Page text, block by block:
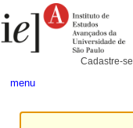
para
conteúdo.
Pessoais
Cadastre-se
menu